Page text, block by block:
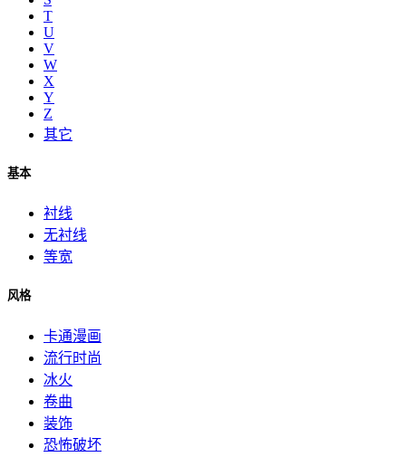
T
U
V
W
X
Y
Z
其它
基本
衬线
无衬线
等宽
风格
卡通漫画
流行时尚
冰火
卷曲
装饰
恐怖破坏